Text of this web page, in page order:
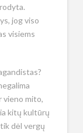
jog viso
visiems
vieno mito,
kitų kultūrų
dėl vergų